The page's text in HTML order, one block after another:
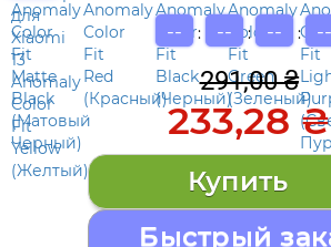
-- : -- : -- : --
291,00 ₴
233,28 ₴
Быстрый